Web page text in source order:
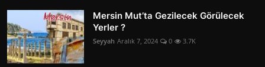
Mersin Mut’ta Gezilecek Görülecek
Yerler ?
Seyyah Aralık 7, 2024 0 3.7K